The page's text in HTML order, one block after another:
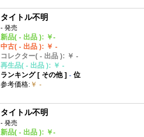
タイトル不明
- 発売
新品( - 出品 ): ￥-
中古( - 出品 ): ￥ -
コレクター( - 出品 ): ￥ -
再生品( - 出品 ): ￥ -
ランキング [ その他]- 位
参考価格: ￥ -
タイトル不明
- 発売
新品( - 出品 ): ￥-